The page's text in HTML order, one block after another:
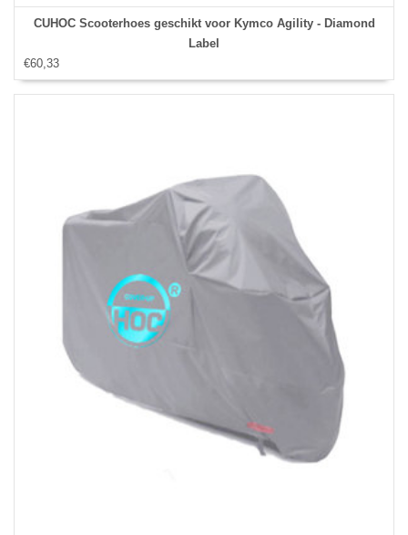
CUHOC Scooterhoes geschikt voor Kymco Agility - Diamond
Label
€60,33